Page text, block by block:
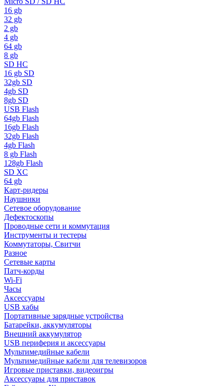
16 gb
32 gb
2 gb
4 gb
64 gb
8 gb
SD HC
16 gb SD
32gb SD
4gb SD
8gb SD
USB Flash
64gb Flash
16gb Flash
32gb Flash
4gb Flash
8 gb Flash
128gb Flash
SD XC
64 gb
Карт-ридеры
Наушники
Сетевое оборудование
Дефектоскопы
Проводные сети и коммутация
Инструменты и тестеры
Коммутаторы, Свитчи
Разное
Сетевые карты
Патч-корды
Wi-Fi
Часы
Аксессуары
USB хабы
Портативные зарядные устройства
Батарейки, аккумуляторы
Внешний аккумулятор
USB периферия и аксессуары
Мультимедийные кабели
Мультимедийные кабели для телевизоров
Игровые приставки, видеоигры
Аксессуары для приставок